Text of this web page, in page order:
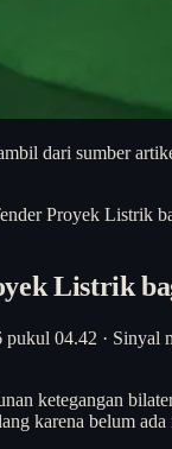
dari sumber
Proyek Listrik
Listrik
pukul 04.42 · Sinyal
ketegangan
karena belum